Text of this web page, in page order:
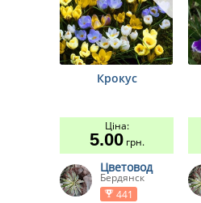
Крокус
Ціна:
5.00грн.
Цветовод
Бердянск
441